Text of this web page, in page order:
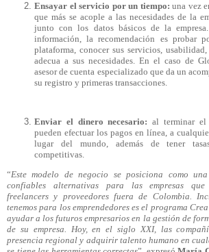
Ensayar el servicio por un tiempo: una vez
que más se acople a las necesidades de la
junto con los datos básicos de la
información, la recomendación es probar
plataforma, conocer sus servicios,
adecua a sus necesidades. En el caso de
asesor de cuenta especializado que da un
su registro y primeras transacciones.
Enviar el dinero necesario:al terminar el
pueden efectuar los pagos en línea, a
lugar del mundo, además de tener
competitivas.
“Este modelo de negocio se posiciona como
confiables alternativas para las empresas que
freelancers y proveedores fuera de Colombia.
tenemos para los emprendedores es el programa Crea
ayudar a los futuros empresarios en la gestión de
de su empresa. Hoy, en el siglo XXI, las
presencia regional y adquirir talento humano en